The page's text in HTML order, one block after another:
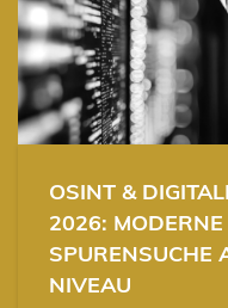
OSINT &
2026: MODERNE
SPURENSUCHE
NIVEAU